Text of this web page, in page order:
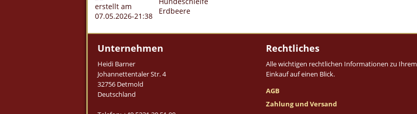
Erdbeere
Unternehmen
Heidi Barner
Johannettentaler Str. 4
32756 Detmold
Deutschland
Rechtliches
Alle wichtigen rechtlichen Informationen zu Ihrem
Einkauf auf einen Blick.
AGB
Zahlung und Versand